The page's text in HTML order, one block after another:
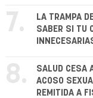
7.
LA TRAMPA
SABER SI TU
8.
SALUD CESA
ACOSO
REMITIDA A